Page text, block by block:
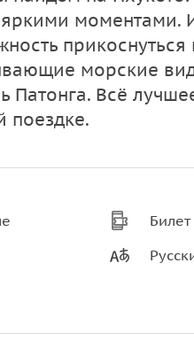
моментами.
морские
Всё
поездке.